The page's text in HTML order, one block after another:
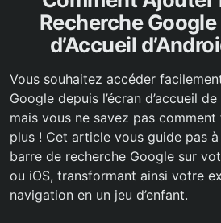
Recherche Google
d’Accueil
Vous souhaitez accéder
Google depuis l’écran d’accueil
mais vous ne savez pas
plus ! Cet article vous guide pas
barre de recherche Google sur
ou iOS, transformant ainsi votre
navigation en un jeu d’enfant.